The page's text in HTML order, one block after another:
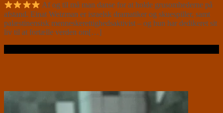
Af og til må man danse for at holde grusomhederne på
afstand. Einat Weizman er israelsk dramatiker og skuespiller, samt
palæstinensisk menneskerettighedsaktivist – og hun har dedikeret sit
liv til at fortælle verden om[…]